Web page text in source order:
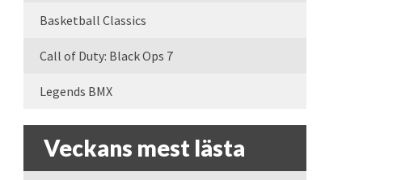
Basketball Classics
Call of Duty: Black Ops 7
Legends BMX
Veckans mest lästa